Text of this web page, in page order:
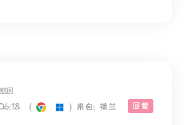
回复
( ) 来自: 荷兰